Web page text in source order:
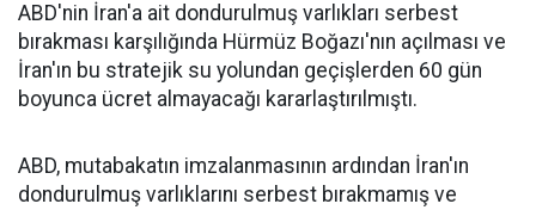
ABD'nin İran'a ait dondurulmuş varlıkları serbest
bırakması karşılığında Hürmüz Boğazı'nın açılması ve
İran'ın bu stratejik su yolundan geçişlerden 60 gün
boyunca ücret almayacağı kararlaştırılmıştı.
ABD, mutabakatın imzalanmasının ardından İran'ın
dondurulmuş varlıklarını serbest bırakmamış ve